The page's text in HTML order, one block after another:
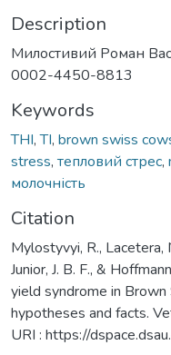
Description
Милостивий Роман
0002-4450-8813
Keywords
THI,ТІ, brown swiss
stress, тепловий стрес,
молочність
Citation
Mylostyvyi, R., Lacetera,
Junior, J. B. F., &
yield syndrome in
hypotheses and facts.
URI : https://